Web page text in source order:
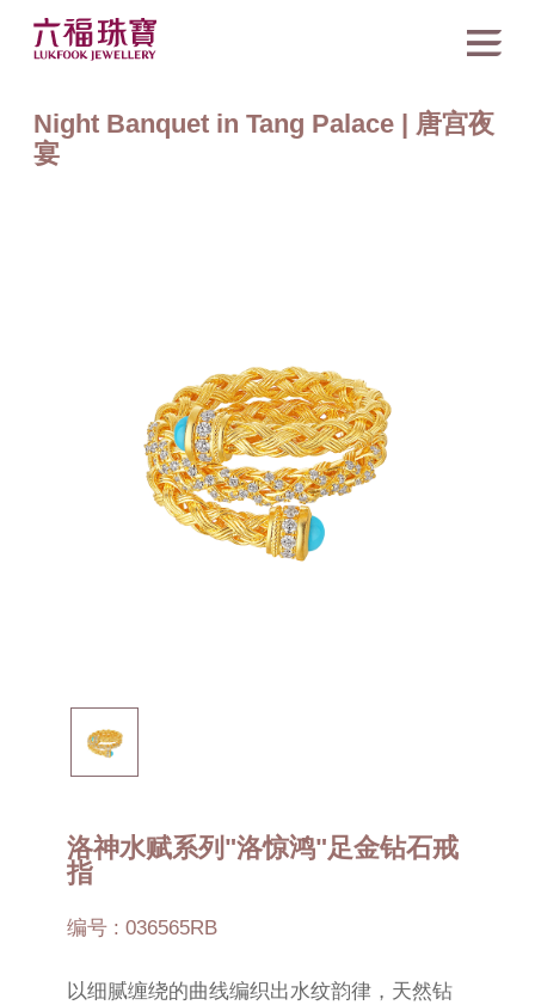
Night Banquet in Tang Palace | 唐宫夜
宴
洛神水赋系列"洛惊鸿"足金钻石戒
指
编号 : 036565RB
以细腻缠绕的曲线编织出水纹韵律，天然钻